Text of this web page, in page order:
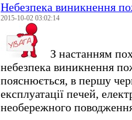
Небезпека виникнення
2015-10-02 03:02:14
З настанням
небезпека виникнення
пояснюється, в першу
експлуатації печей,
необережного